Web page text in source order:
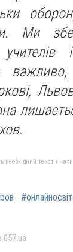
Ми
важливо,
текст і
057.ua